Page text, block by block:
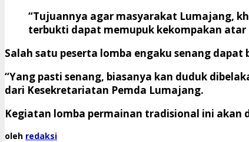
“Tujuannya agar masyarakat Lumajang,
terbukti dapat memupuk kekompakan atar
Salah satu peserta lomba engaku senang
“Yang pasti senang, biasanya kan duduk
dari Kesekretariatan Pemda Lumajang.
Kegiatan lomba permainan tradisional ini akan
oleh redaksi